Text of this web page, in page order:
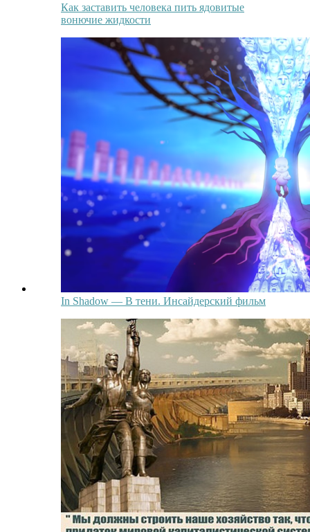
Как заставить человека пить ядовитые
вонючие жидкости
In Shadow — В тени. Инсайдерский фильм